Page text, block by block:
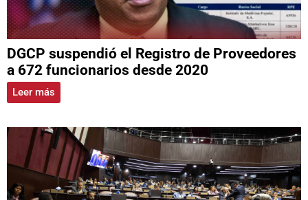
DGCP suspendió el Registro de Proveedores
a 672 funcionarios desde 2020
Leer más